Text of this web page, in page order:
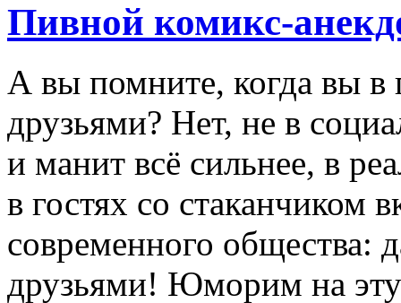
Пивной комикс-
А вы помните, когда вы в
друзьями? Нет, не в
и манит всё сильнее, в
в гостях со стаканчиком
современного общества:
друзьями! Юморим на